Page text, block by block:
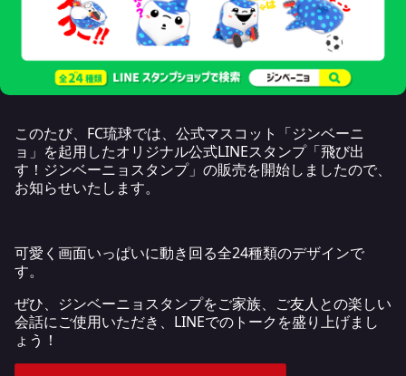
このたび、FC琉球では、公式マスコット「ジンベーニ
ョ」を起用したオリジナル公式LINEスタンプ「飛び出
す！ジンベーニョスタンプ」の販売を開始しましたので、
お知らせいたします。
可愛く画面いっぱいに動き回る全24種類のデザインで
す。
ぜひ、ジンベーニョスタンプをご家族、ご友人との楽しい
会話にご使用いただき、LINEでのトークを盛り上げまし
ょう！